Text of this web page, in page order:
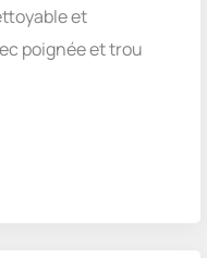
et
poignée et trou